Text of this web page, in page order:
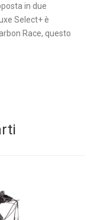
in due
Select+ è
Race, questo